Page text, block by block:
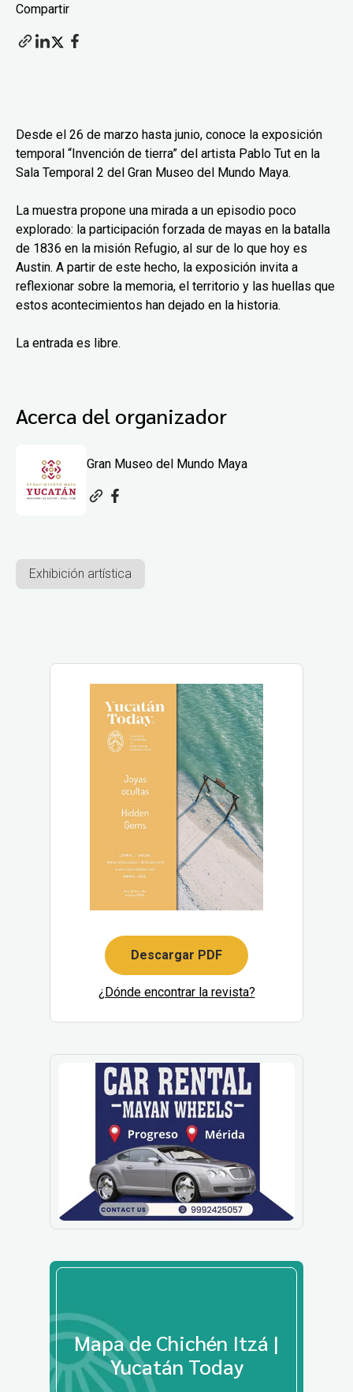
Compartir
Desde el 26 de marzo hasta junio, conoce la exposición
temporal “Invención de tierra” del artista Pablo Tut en la
Sala Temporal 2 del Gran Museo del Mundo Maya.
La muestra propone una mirada a un episodio poco
explorado: la participación forzada de mayas en la batalla
de 1836 en la misión Refugio, al sur de lo que hoy es
Austin. A partir de este hecho, la exposición invita a
reflexionar sobre la memoria, el territorio y las huellas que
estos acontecimientos han dejado en la historia.
La entrada es libre.
Acerca del organizador
Gran Museo del Mundo Maya
Exhibición artística
Descargar PDF
¿Dónde encontrar la revista?
Mapa de Chichén Itzá |
Yucatán Today